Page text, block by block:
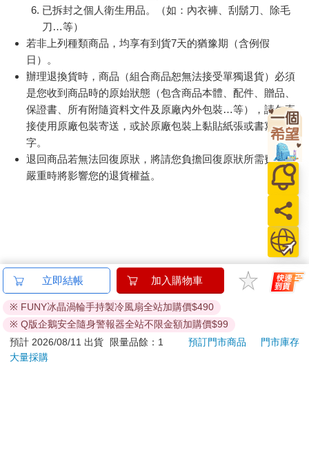
已拆封之個人衛生用品。（如：內衣褲、刮鬍刀、除毛
刀…等）
若非上列種類商品，均享有到貨7天的猶豫期（含例假
日）。
辦理退換貨時，商品（組合商品恕無法接受單獨退貨）必須
是您收到商品時的原始狀態（包含商品本體、配件、贈品、
保證書、所有附隨資料文件及原廠內外包裝…等），請勿直
接使用原廠包裝寄送，或於原廠包裝上黏貼紙張或書寫文
字。
退回商品若無法回復原狀，將請您負擔回復原狀所需費用，
嚴重時將影響您的退貨權益。
立即結帳 加入購物車
※ FUNY冰晶渦輪手持製冷風扇全站加購價$490
※ Q版企鵝安全隨身警報器全站不限金額加購價$99
預計 2026/08/11 出貨
限量品餘：1 預訂門市商品
門市庫存
大量採購